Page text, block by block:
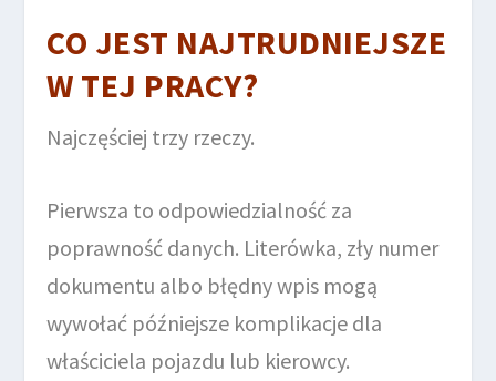
CO JEST NAJTRUDNIEJSZE
W TEJ PRACY?
Najczęściej trzy rzeczy.
Pierwsza to odpowiedzialność za
poprawność danych. Literówka, zły numer
dokumentu albo błędny wpis mogą
wywołać późniejsze komplikacje dla
właściciela pojazdu lub kierowcy.